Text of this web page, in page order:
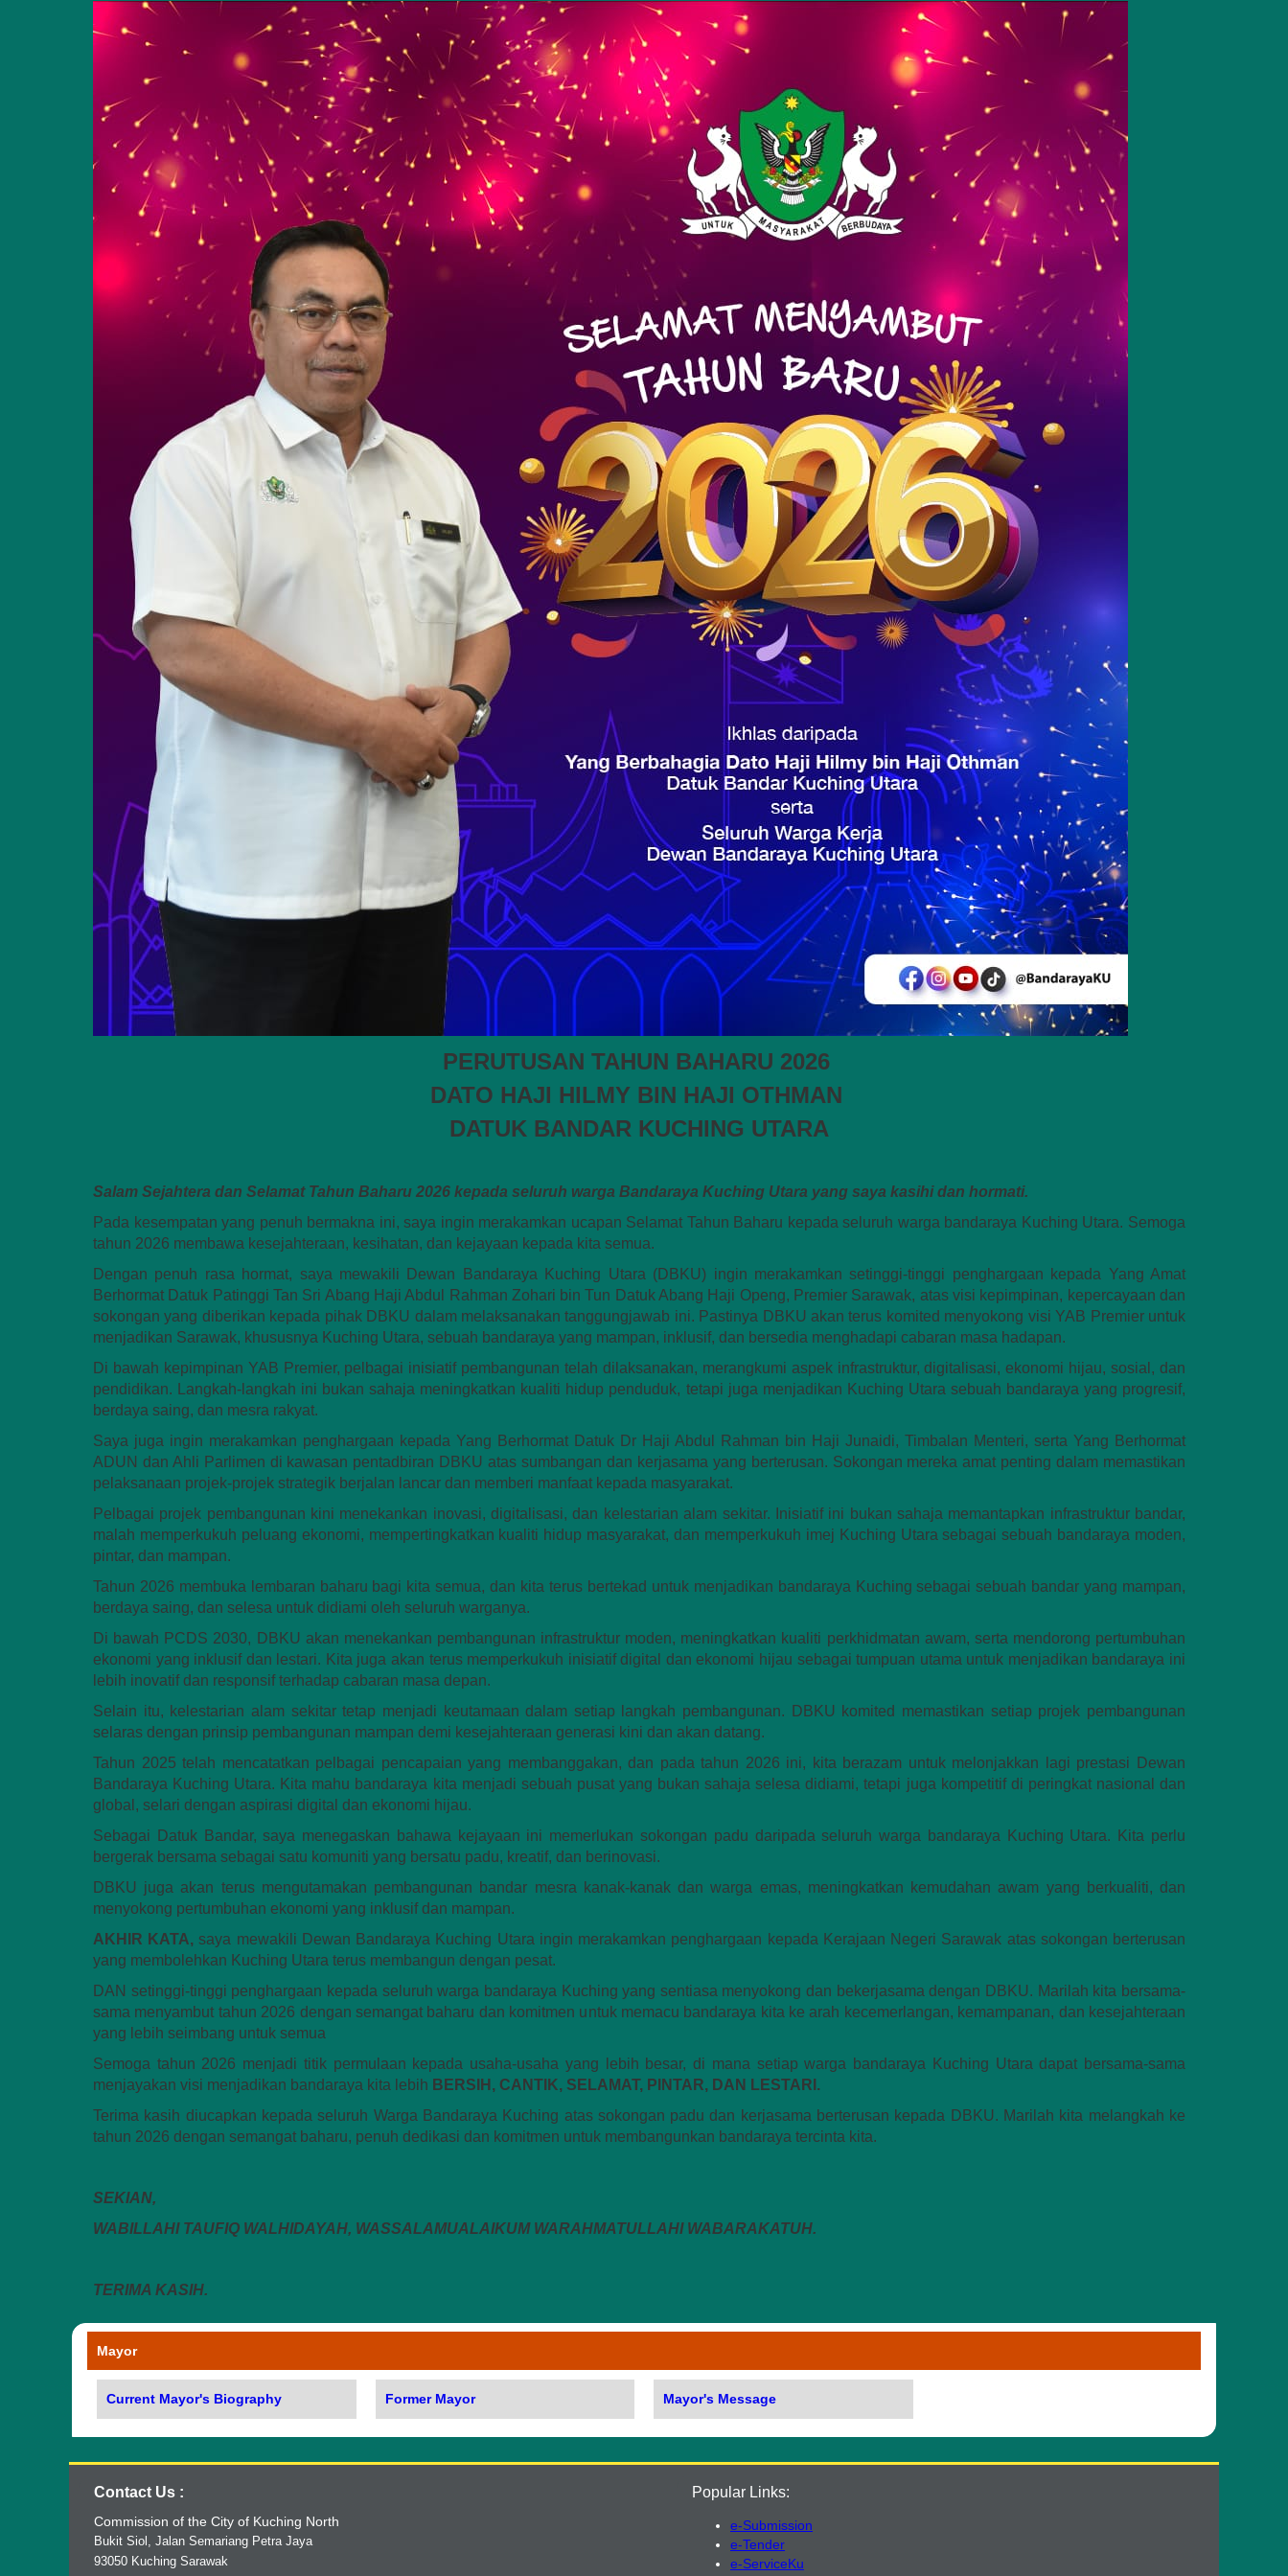
Contact Us :
Commission of the City of Kuching North
Bukit Siol, Jalan Semariang Petra Jaya
93050 Kuching Sarawak
Popular Links:
e-Submission
e-Tender
e-ServiceKu
PERUTUSAN TAHUN BAHARU 2026
DATO HAJI HILMY BIN HAJI OTHMAN
DATUK BANDAR KUCHING UTARA
Salam Sejahtera dan Selamat Tahun Baharu 2026 kepada seluruh warga Bandaraya Kuching Utara yang saya kasihi dan hormati.
Pada kesempatan yang penuh bermakna ini, saya ingin merakamkan ucapan Selamat Tahun Baharu kepada seluruh warga bandaraya Kuching Utara. Semoga
tahun 2026 membawa kesejahteraan, kesihatan, dan kejayaan kepada kita semua.
Dengan penuh rasa hormat, saya mewakili Dewan Bandaraya Kuching Utara (DBKU) ingin merakamkan setinggi-tinggi penghargaan kepada Yang Amat
Berhormat Datuk Patinggi Tan Sri Abang Haji Abdul Rahman Zohari bin Tun Datuk Abang Haji Openg, Premier Sarawak, atas visi kepimpinan, kepercayaan dan
sokongan yang diberikan kepada pihak DBKU dalam melaksanakan tanggungjawab ini. Pastinya DBKU akan terus komited menyokong visi YAB Premier untuk
menjadikan Sarawak, khususnya Kuching Utara, sebuah bandaraya yang mampan, inklusif, dan bersedia menghadapi cabaran masa hadapan.
Di bawah kepimpinan YAB Premier, pelbagai inisiatif pembangunan telah dilaksanakan, merangkumi aspek infrastruktur, digitalisasi, ekonomi hijau, sosial, dan
pendidikan. Langkah-langkah ini bukan sahaja meningkatkan kualiti hidup penduduk, tetapi juga menjadikan Kuching Utara sebuah bandaraya yang progresif,
berdaya saing, dan mesra rakyat.
Saya juga ingin merakamkan penghargaan kepada Yang Berhormat Datuk Dr Haji Abdul Rahman bin Haji Junaidi, Timbalan Menteri, serta Yang Berhormat
ADUN dan Ahli Parlimen di kawasan pentadbiran DBKU atas sumbangan dan kerjasama yang berterusan. Sokongan mereka amat penting dalam memastikan
pelaksanaan projek-projek strategik berjalan lancar dan memberi manfaat kepada masyarakat.
Pelbagai projek pembangunan kini menekankan inovasi, digitalisasi, dan kelestarian alam sekitar. Inisiatif ini bukan sahaja memantapkan infrastruktur bandar,
malah memperkukuh peluang ekonomi, mempertingkatkan kualiti hidup masyarakat, dan memperkukuh imej Kuching Utara sebagai sebuah bandaraya moden,
pintar, dan mampan.
Tahun 2026 membuka lembaran baharu bagi kita semua, dan kita terus bertekad untuk menjadikan bandaraya Kuching sebagai sebuah bandar yang mampan,
berdaya saing, dan selesa untuk didiami oleh seluruh warganya.
Di bawah PCDS 2030, DBKU akan menekankan pembangunan infrastruktur moden, meningkatkan kualiti perkhidmatan awam, serta mendorong pertumbuhan
ekonomi yang inklusif dan lestari. Kita juga akan terus memperkukuh inisiatif digital dan ekonomi hijau sebagai tumpuan utama untuk menjadikan bandaraya ini
lebih inovatif dan responsif terhadap cabaran masa depan.
Selain itu, kelestarian alam sekitar tetap menjadi keutamaan dalam setiap langkah pembangunan. DBKU komited memastikan setiap projek pembangunan
selaras dengan prinsip pembangunan mampan demi kesejahteraan generasi kini dan akan datang.
Tahun 2025 telah mencatatkan pelbagai pencapaian yang membanggakan, dan pada tahun 2026 ini, kita berazam untuk melonjakkan lagi prestasi Dewan
Bandaraya Kuching Utara. Kita mahu bandaraya kita menjadi sebuah pusat yang bukan sahaja selesa didiami, tetapi juga kompetitif di peringkat nasional dan
global, selari dengan aspirasi digital dan ekonomi hijau.
Sebagai Datuk Bandar, saya menegaskan bahawa kejayaan ini memerlukan sokongan padu daripada seluruh warga bandaraya Kuching Utara. Kita perlu
bergerak bersama sebagai satu komuniti yang bersatu padu, kreatif, dan berinovasi.
DBKU juga akan terus mengutamakan pembangunan bandar mesra kanak-kanak dan warga emas, meningkatkan kemudahan awam yang berkualiti, dan
menyokong pertumbuhan ekonomi yang inklusif dan mampan.
AKHIR KATA, saya mewakili Dewan Bandaraya Kuching Utara ingin merakamkan penghargaan kepada Kerajaan Negeri Sarawak atas sokongan berterusan
yang membolehkan Kuching Utara terus membangun dengan pesat.
DAN setinggi-tinggi penghargaan kepada seluruh warga bandaraya Kuching yang sentiasa menyokong dan bekerjasama dengan DBKU. Marilah kita bersama-
sama menyambut tahun 2026 dengan semangat baharu dan komitmen untuk memacu bandaraya kita ke arah kecemerlangan, kemampanan, dan kesejahteraan
yang lebih seimbang untuk semua
Semoga tahun 2026 menjadi titik permulaan kepada usaha-usaha yang lebih besar, di mana setiap warga bandaraya Kuching Utara dapat bersama-sama
menjayakan visi menjadikan bandaraya kita lebih BERSIH, CANTIK, SELAMAT, PINTAR, DAN LESTARI.
Terima kasih diucapkan kepada seluruh Warga Bandaraya Kuching atas sokongan padu dan kerjasama berterusan kepada DBKU. Marilah kita melangkah ke
tahun 2026 dengan semangat baharu, penuh dedikasi dan komitmen untuk membangunkan bandaraya tercinta kita.
SEKIAN,
WABILLAHI TAUFIQ WALHIDAYAH, WASSALAMUALAIKUM WARAHMATULLAHI WABARAKATUH.
TERIMA KASIH.
Mayor
Current Mayor's Biography Former Mayor Mayor's Message